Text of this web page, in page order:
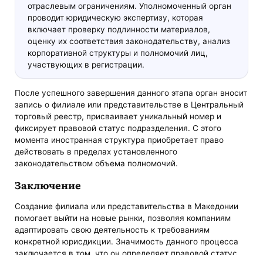
отраслевым ограничениям. Уполномоченный орган
проводит юридическую экспертизу, которая
включает проверку подлинности материалов,
оценку их соответствия законодательству, анализ
корпоративной структуры и полномочий лиц,
участвующих в регистрации.
После успешного завершения данного этапа орган вносит
запись о филиале или представительстве в Центральный
торговый реестр, присваивает уникальный номер и
фиксирует правовой статус подразделения. С этого
момента иностранная структура приобретает право
действовать в пределах установленного
законодательством объема полномочий.
Заключение
Создание филиала или представительства в Македонии
помогает выйти на новые рынки, позволяя компаниям
адаптировать свою деятельность к требованиям
конкретной юрисдикции. Значимость данного процесса